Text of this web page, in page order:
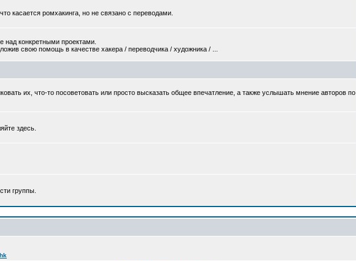
касается ромхакинга, но не связано с переводами.
над конкретными проектами.
свою помощь в качестве хакера / переводчика / художника / ...
их, что-то посоветовать или просто высказать общее впечатление, а также услышать мнение авторов по
здесь.
группы.